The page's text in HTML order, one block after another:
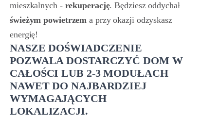
mieszkalnych - rekuperację. Będziesz oddychał
świeżym powietrzem a przy okazji odzyskasz
energię!
NASZE DOŚWIADCZENIE
POZWALA DOSTARCZYĆ DOM W
CAŁOŚCI LUB 2-3 MODUŁACH
NAWET DO NAJBARDZIEJ
WYMAGAJĄCYCH
LOKALIZACJI.